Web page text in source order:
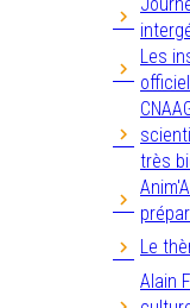
Les
très
Le
Alain